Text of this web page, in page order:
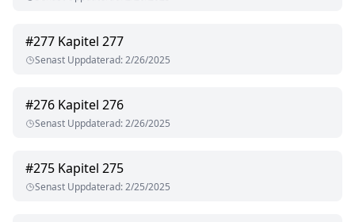
#277 Kapitel 277
Senast Uppdaterad:2/26/2025
#276 Kapitel 276
Senast Uppdaterad:2/26/2025
#275 Kapitel 275
Senast Uppdaterad:2/25/2025